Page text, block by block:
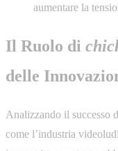
aumentare la
Il Ruolo di
delle
Analizzando il successo
come l’industria